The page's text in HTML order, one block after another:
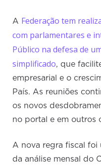
A Federação tem
com parlamentares e
Público na defesa de
simplificado, que
empresarial e o
País. As reuniões
os novos
no portal e em outros
A nova regra fiscal foi
da análise mensal do